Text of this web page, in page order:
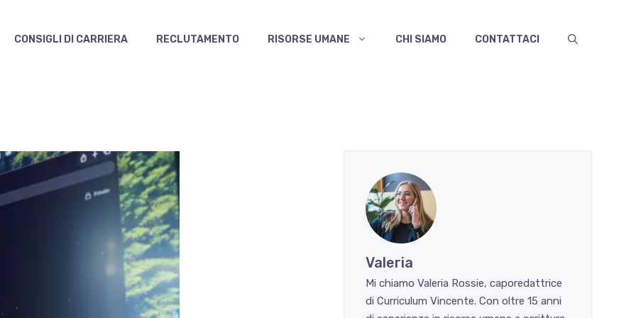
CONSIGLI DI CARRIERA RECLUTAMENTO RISORSE UMANE CHI SIAMO CONTATTACI
Valeria
Mi chiamo Valeria Rossie, caporedattrice
di Curriculum Vincente. Con oltre 15 anni